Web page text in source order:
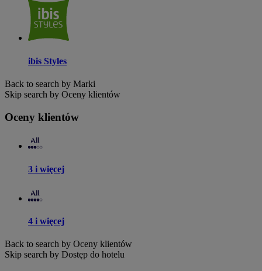
ibis Styles
Back to search by Marki
Skip search by Oceny klientów
Oceny klientów
3 i więcej
4 i więcej
Back to search by Oceny klientów
Skip search by Dostęp do hotelu